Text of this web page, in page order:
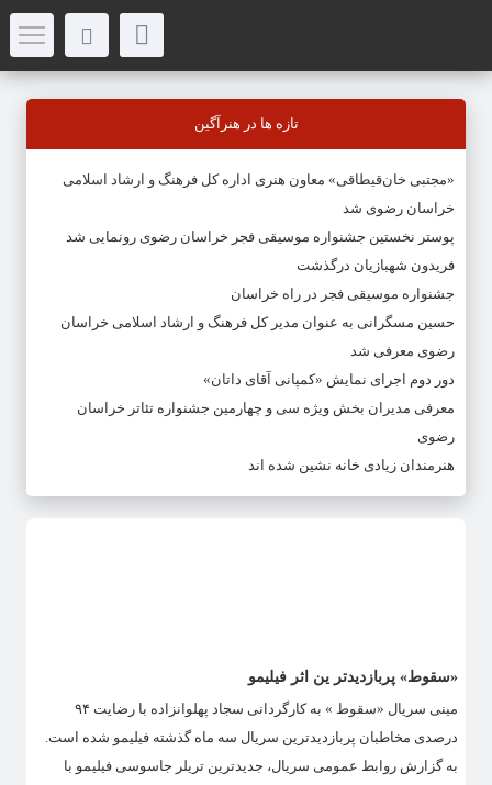
تازه ها در هنرآگین
«مجتبی خان‌قیطاقی» معاون هنری اداره کل فرهنگ و ارشاد اسلامی
خراسان رضوی شد
پوستر نخستین جشنواره موسیقی فجر خراسان رضوی رونمایی شد
فریدون شهبازیان درگذشت
جشنواره موسیقی فجر در راه خراسان
حسین مسگرانی به عنوان مدیر کل فرهنگ و ارشاد اسلامی خراسان
رضوی معرفی شد
دور دوم اجرای نمایش «کمپانی آقای داتان»
معرفی مدیران بخش ویژه سی و چهارمین جشنواره تئاتر خراسان
رضوی
هنرمندان زیادی خانه نشین شده اند
«سقوط» پربازدیدتر ین اثر فیلیمو
مینی سریال «سقوط » به کارگردانی سجاد پهلوانزاده با رضایت ۹۴
درصدی مخاطبان پربازدیدترین سریال سه ماه گذشته فیلیمو شده است.
به گزارش روابط عمومی سریال، جدیدترین تریلر جاسوسی فیلیمو با